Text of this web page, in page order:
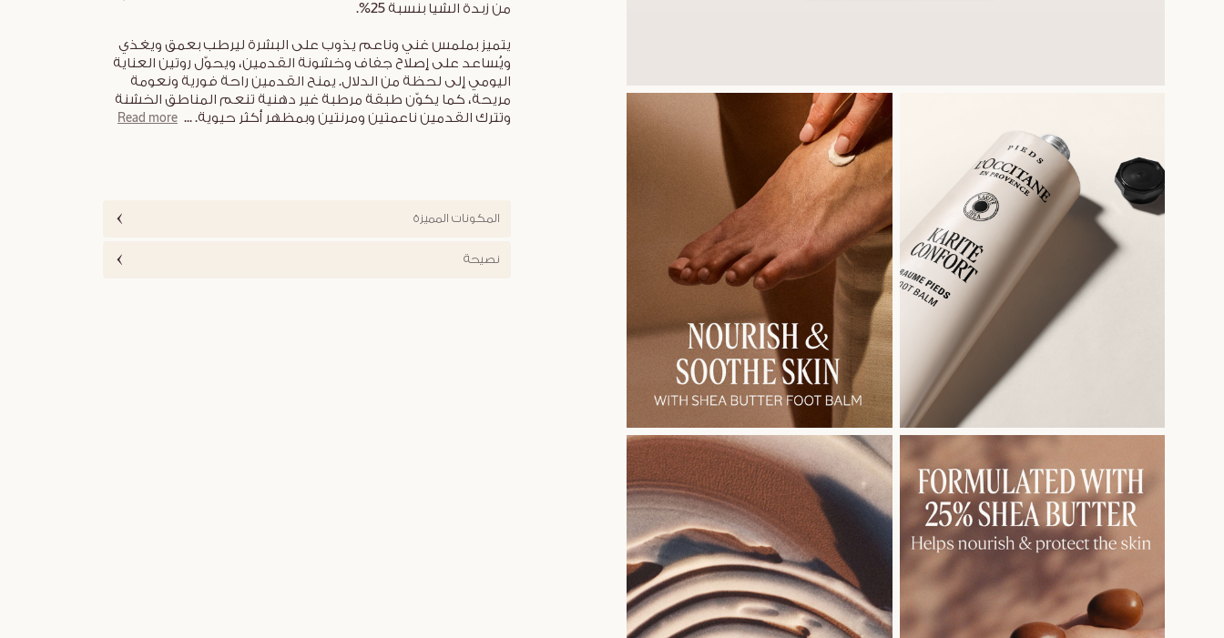
من زبدة الشيا بنسبة 25%.
يتميز بملمس غني وناعم يذوب على البشرة ليرطب بعمق ويغذي
ويُساعد على إصلاح جفاف وخشونة القدمين، ويحوّل روتين العناية
اليومي إلى لحظة من الدلال. يمنح القدمين راحة فورية ونعومة
مريحة، كما يكوّن طبقة مرطبة غير دهنية تنعم المناطق الخشنة
وتترك القدمين ناعمتين ومرنتين وبمظهر أكثر حيوية....
Read more
المكونات المميزة
نصيحة